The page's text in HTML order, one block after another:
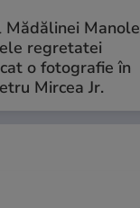
Mădălinei Manole
regretatei
o fotografie în
Mircea Jr.